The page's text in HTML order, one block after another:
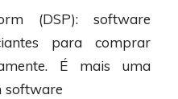
(DSP): software
para comprar
É mais uma
software